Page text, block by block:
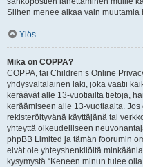
Siihen menee aikaa vain
Ylös
Mikä on COPPA?
COPPA, tai Children’s Online
yhdysvaltalainen laki, joka vaatii
keräävät alle 13-vuotiailta tietoja,
keräämiseen alle 13-vuotiaalta.
rekisteröityvänä käyttäjänä tai
yhteyttä oikeudelliseen
phpBB Limited ja tämän foorumin
eivät ole yhteyshenkilöitä
kysymystä “Keneen minun tulee